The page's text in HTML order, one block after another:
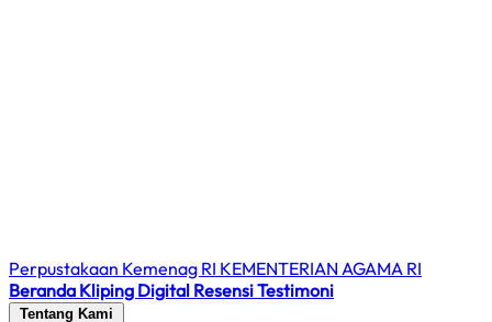
Perpustakaan Kemenag RI KEMENTERIAN AGAMA RI
Beranda Kliping Digital ResensiTestimoni
Tentang Kami